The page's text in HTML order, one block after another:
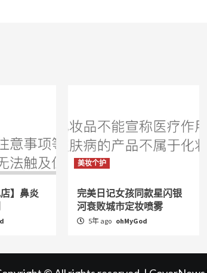
】鼻炎
美妆个护
完美日记女孩同款星闪银
河衰败城市定妆喷雾
5年 ago ohMyGod